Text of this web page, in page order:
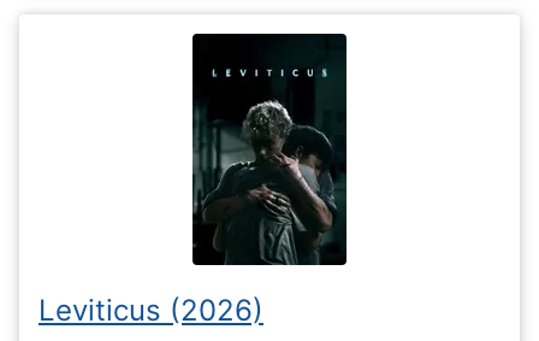
Leviticus (2026)